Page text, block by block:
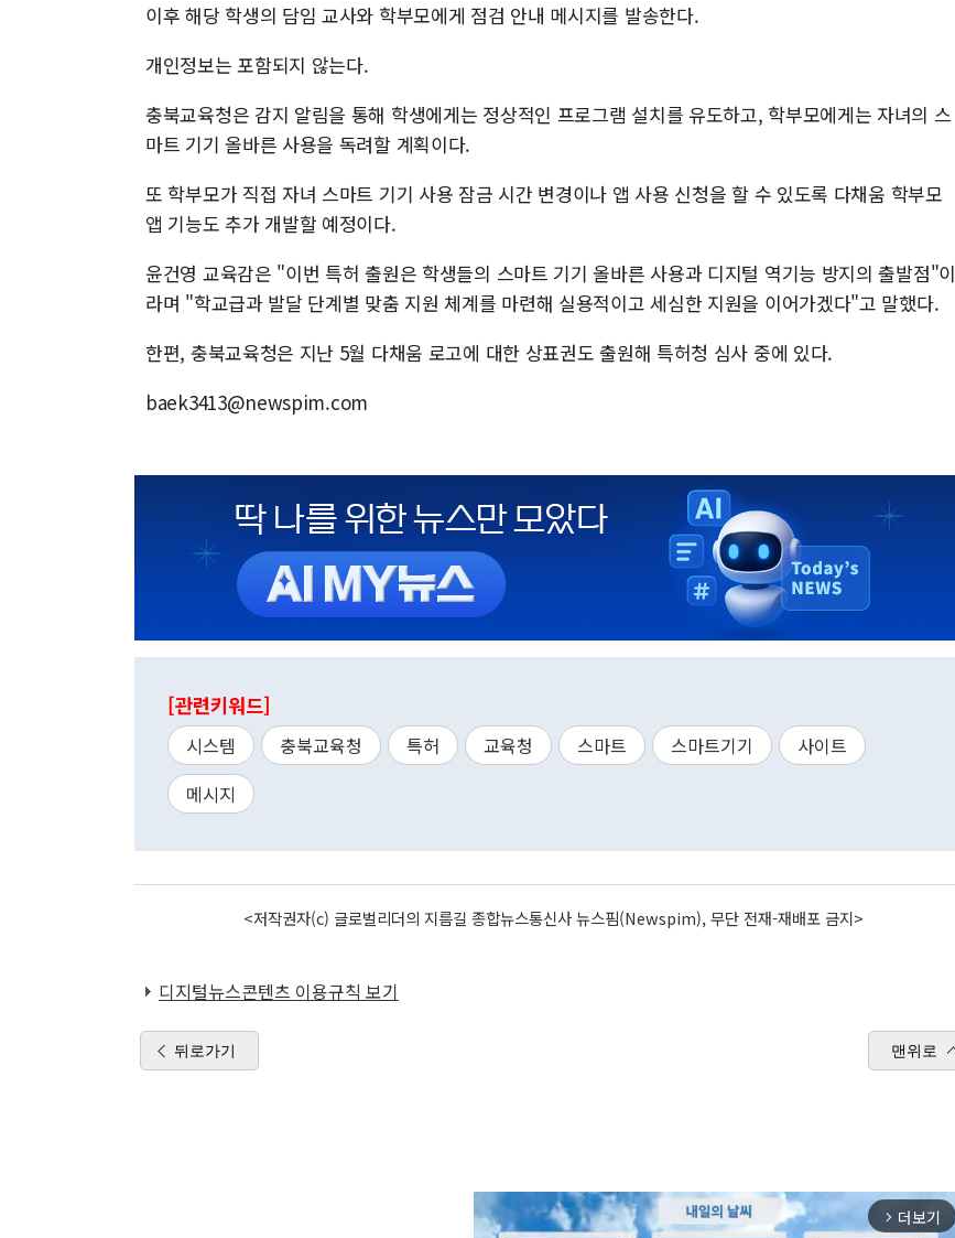
이후 해당 학생의 담임 교사와 학부모에게 점검 안내 메시지를 발송한다.
개인정보는 포함되지 않는다.
충북교육청은 감지 알림을 통해 학생에게는 정상적인 프로그램 설치를 유도하고, 학부모에게는 자녀의 스
마트 기기 올바른 사용을 독려할 계획이다.
또 학부모가 직접 자녀 스마트 기기 사용 잠금 시간 변경이나 앱 사용 신청을 할 수 있도록 다채움 학부모
앱 기능도 추가 개발할 예정이다.
윤건영 교육감은 "이번 특허 출원은 학생들의 스마트 기기 올바른 사용과 디지털 역기능 방지의 출발점"이
라며 "학교급과 발달 단계별 맞춤 지원 체계를 마련해 실용적이고 세심한 지원을 이어가겠다"고 말했다.
한편, 충북교육청은 지난 5월 다채움 로고에 대한 상표권도 출원해 특허청 심사 중에 있다.
baek3413@newspim.com
[관련키워드]
시스템 충북교육청 특허 교육청 스마트 스마트기기
사이트
메시지
<저작권자(c) 글로벌리더의 지름길 종합뉴스통신사 뉴스핌(Newspim), 무단 전재-재배포 금지>
디지털뉴스콘텐츠 이용규칙 보기
뒤로가기 맨위로
arrow_forward_ios 더보기